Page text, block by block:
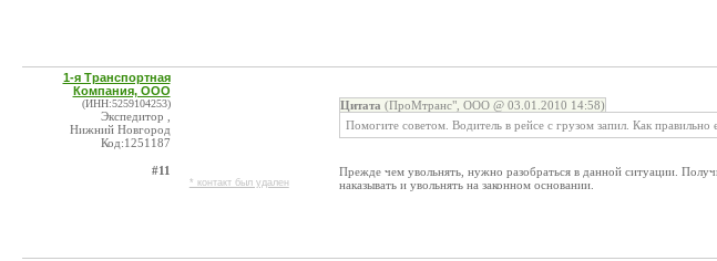
1-я Транспортная
Компания, ООО
(ИНН:5259104253)
Экспедитор ,
Нижний Новгород
Код:1251187
#11
* контакт был удален
Цитата (ПроМтранс", ООО @ 03.01.2010 14:58)
Помогите советом. Водитель в рейсе с грузом запил. Как правильно
Прежде чем увольнять, нужно разобраться в данной ситуации.
наказывать и увольнять на законном основании.